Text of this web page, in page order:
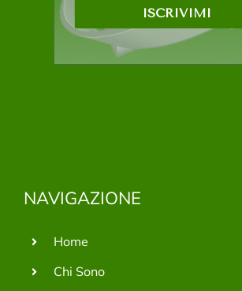
ISCRIVIMI
NAVIGAZIONE
Home
Chi Sono